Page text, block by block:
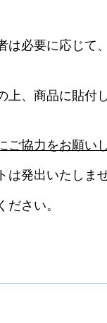
は必要に応じて
上、商品に貼付
ご協力をお願い
は発出いたしま
さい。